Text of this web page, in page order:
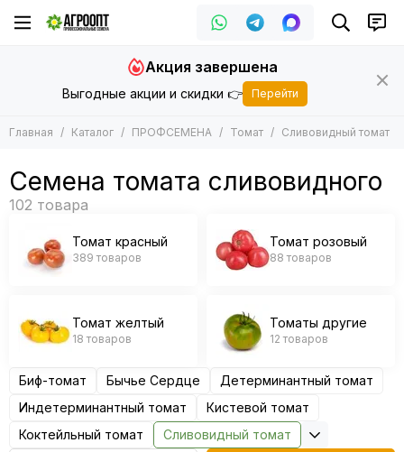
ПРОФСЕМЕНА
Горох
Дыня
Зеленные
Кукуруза
Капуста
Огурец
Перец
Редька
Томат
Томат красный
Томат желтый
Выгодные акции и скидки 👉
Акция завершена
Перейти
Главная Каталог ПРОФСЕМЕНА Томат Сливовидный томат
Семена томата сливовидного
Томат красный
389 товаров
Томат розовый
88 товаров
Томат желтый
18 товаров
Томаты другие
12 товаров
Биф-томат Бычье Сердце
Детерминантный томат
Индетерминантный томат
Кистевой томат
Коктейльный томат
Сливовидный томат